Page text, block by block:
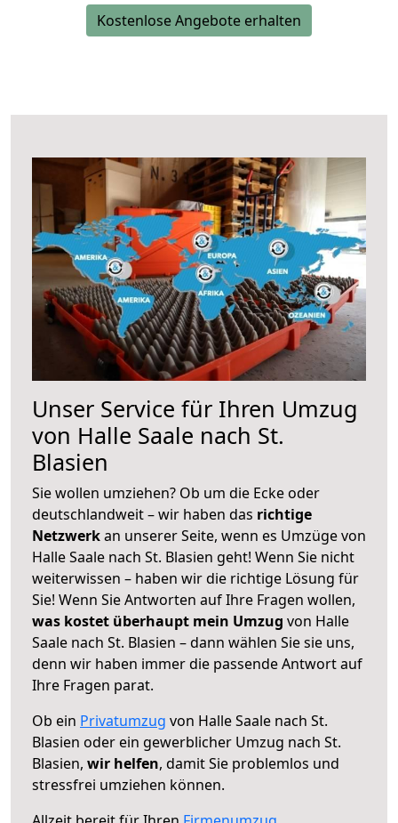
Kostenlose Angebote erhalten
Unser Service für Ihren Umzug
von Halle Saale nach St.
Blasien
Sie wollen umziehen? Ob um die Ecke oder
deutschlandweit – wir haben das richtige
Netzwerkan unserer Seite, wenn es Umzüge von
Halle Saale nach St. Blasien geht! Wenn Sie nicht
weiterwissen – haben wir die richtige Lösung für
Sie! Wenn Sie Antworten auf Ihre Fragen wollen,
was kostet überhaupt mein Umzug von Halle
Saale nach St. Blasien – dann wählen Sie sie uns,
denn wir haben immer die passende Antwort auf
Ihre Fragen parat.
Ob ein Privatumzug von Halle Saale nach St.
Blasien oder ein gewerblicher Umzug nach St.
Blasien, wir helfen, damit Sie problemlos und
stressfrei umziehen können.